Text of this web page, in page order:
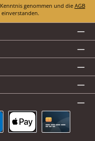
genommen und die AGB